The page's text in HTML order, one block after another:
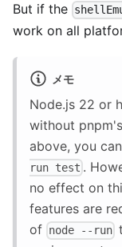
But if the
work on all
メモ
Node.js 22 or
without
above, you
run test .
no effect on
features are
of node --run